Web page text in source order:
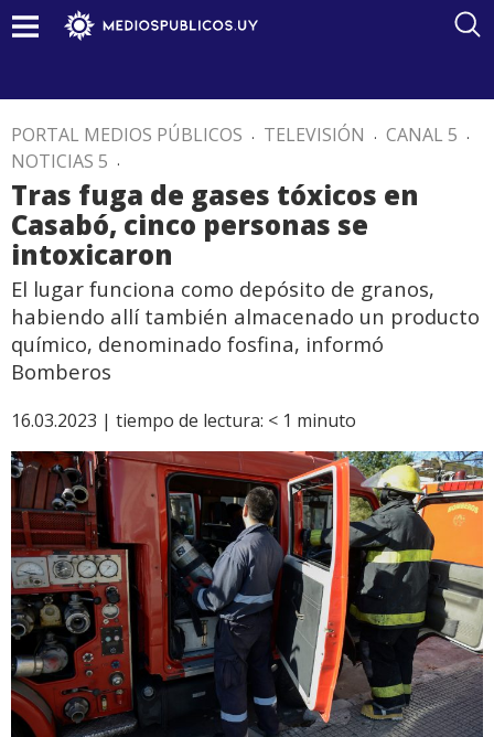
PORTAL MEDIOS PÚBLICOS . TELEVISIÓN . CANAL 5 .
NOTICIAS 5 .
Tras fuga de gases tóxicos en
Casabó, cinco personas se
intoxicaron
El lugar funciona como depósito de granos,
habiendo allí también almacenado un producto
químico, denominado fosfina, informó
Bomberos
16.03.2023 | tiempo de lectura: < 1 minuto